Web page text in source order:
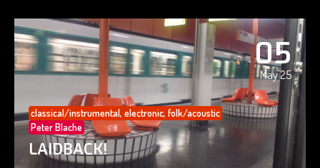
05
May 25
classical/instrumental, electronic, folk/acoustic
Peter Blache
LAIDBACK!